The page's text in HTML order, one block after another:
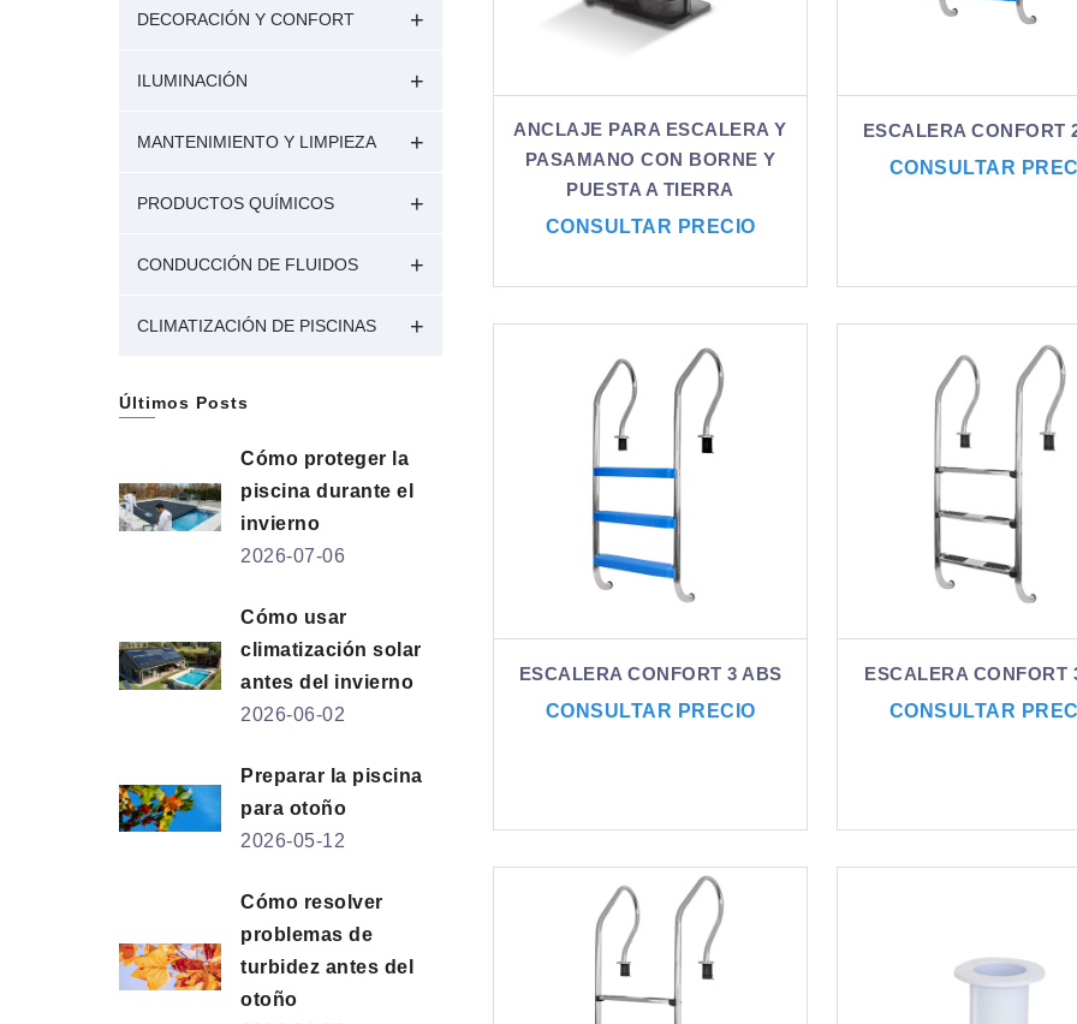
DECORACIÓN Y CONFORT
ILUMINACIÓN
MANTENIMIENTO Y LIMPIEZA
PRODUCTOS QUÍMICOS
CONDUCCIÓN DE FLUIDOS
CLIMATIZACIÓN DE PISCINAS
Últimos Posts
Cómo proteger la
piscina durante el
invierno
2026-07-06
Cómo usar
climatización solar
antes del invierno
2026-06-02
Preparar la piscina
para otoño
2026-05-12
Cómo resolver
problemas de
turbidez antes del
otoño
ANCLAJE PARA ESCALERA Y
PASAMANO CON BORNE Y
PUESTA A TIERRA
CONSULTAR PRECIO
ESCALERA CONFORT
CONSULTAR
ESCALERA CONFORT 3 ABS
CONSULTAR PRECIO
ESCALERA CONFORT
CONSULTAR